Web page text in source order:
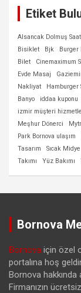
Etiket
Alsancak Dolmuş
Bisiklet
Bjk Burger
Bilet
Cinemaximum
Evde Masaj
Nakliyat
Hamburger
Banyo
iddaa kuponu
izmir müşteri
Meşhur Dönerci
Park Bornova ulaşım
Tasarım
Sıcak Midye
Takımı
Yüz Bakımı
Bornova
Bornova için özel
portalına hoş
Bornova hakkında
Firmanızın